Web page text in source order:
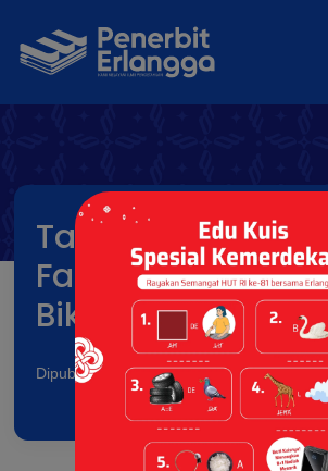
Tahukah Kamu?
Fakta: Minum Air
Bikin Sakit
Dipublikasikan pada: 03 Feb 2026